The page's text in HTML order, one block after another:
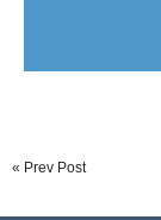
« Prev Post